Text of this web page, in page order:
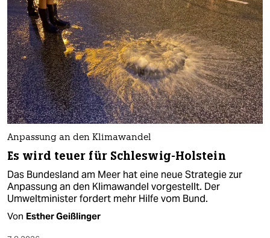
Anpassung an den Klimawandel
Es wird teuer für Schleswig-Holstein
Das Bundesland am Meer hat eine neue Strategie zur
Anpassung an den Klimawandel vorgestellt. Der
Umweltminister fordert mehr Hilfe vom Bund.
Von Esther Geißlinger